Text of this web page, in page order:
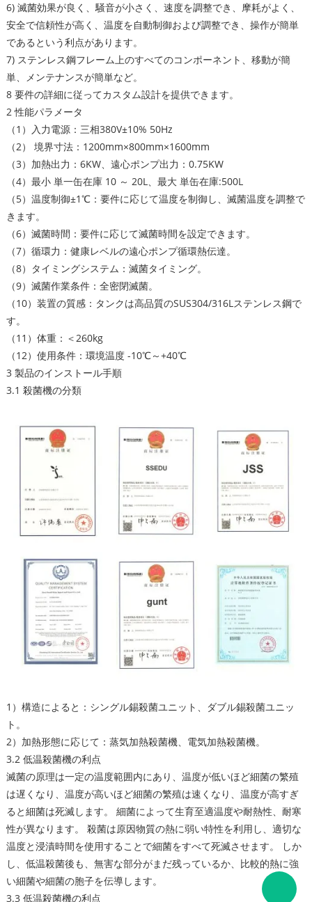
6) 滅菌効果が良く、騒音が小さく、速度を調整でき、摩耗がよく、
安全で信頼性が高く、温度を自動制御および調整でき、操作が簡単
であるという利点があります。
7) ステンレス鋼フレーム上のすべてのコンポーネント、移動が簡
単、メンテナンスが簡単など。
8 要件の詳細に従ってカスタム設計を提供できます。
2 性能パラメータ
（1）入力電源：三相380V±10% 50Hz
（2） 境界寸法：1200mm×800mm×1600mm
（3）加熱出力：6KW、遠心ポンプ出力：0.75KW
（4）最小 単一缶在庫 10 ～ 20L、最大 単缶在庫:500L
（5）温度制御±1℃：要件に応じて温度を制御し、滅菌温度を調整で
きます。
（6）滅菌時間：要件に応じて滅菌時間を設定できます。
（7）循環力：健康レベルの遠心ポンプ循環熱伝達。
（8）タイミングシステム：滅菌タイミング。
（9）滅菌作業条件：全密閉滅菌。
（10）装置の質感：タンクは高品質のSUS304/316Lステンレス鋼で
す。
（11）体重：＜260kg
（12）使用条件：環境温度 -10℃～+40℃
3 製品のインストール手順
3.1 殺菌機の分類
1）構造によると：シングル錫殺菌ユニット、ダブル錫殺菌ユニッ
ト。
2）加熱形態に応じて：蒸気加熱殺菌機、電気加熱殺菌機。
3.2 低温殺菌機の利点
滅菌の原理は一定の温度範囲内にあり、温度が低いほど細菌の繁殖
は遅くなり、温度が高いほど細菌の繁殖は速くなり、温度が高すぎ
ると細菌は死滅します。 細菌によって生育至適温度や耐熱性、耐寒
性が異なります。 殺菌は原因物質の熱に弱い特性を利用し、適切な
温度と浸漬時間を使用することで細菌をすべて死滅させます。 しか
し、低温殺菌後も、無害な部分がまだ残っているか、比較的熱に強
い細菌や細菌の胞子を伝導します。
3.3 低温殺菌機の利点